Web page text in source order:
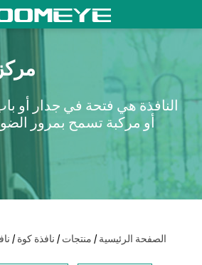
النافذة هي فتحة في جدار أو
أو مركبة تسمح بمرور
الصفحة الرئيسية/ منتجات/ نافذة كوة/